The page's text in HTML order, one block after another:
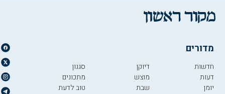
מדורים
חדשות
דעות
יומן
דיוקן
מוצש
שבת
סגנון
מתכונים
טוב לדעת